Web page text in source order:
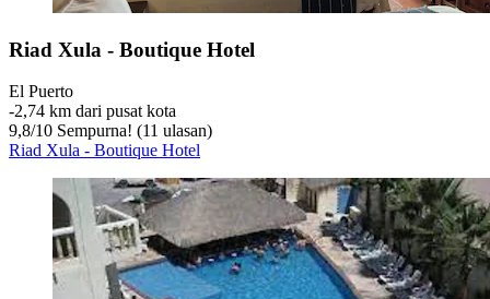
Riad Xula - Boutique Hotel
El Puerto
‐2,74 km dari pusat kota
9,8/10 Sempurna! (11 ulasan)
Riad Xula - Boutique Hotel